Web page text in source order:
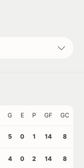
G E P GF GC
5 0 1 14 8
4 0 2 14 8